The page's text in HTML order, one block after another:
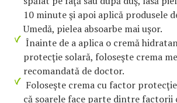
10 minute şi apoi aplică produsele
Umedă, pielea absoarbe mai uşor.
Înainte de a aplica o cremă
protecţie solară, foloseşte crema
recomandată de doctor.
Foloseşte crema cu factor
că soarele face parte dintre factorii